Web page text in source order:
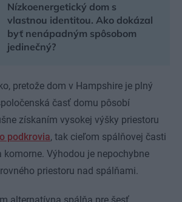
Nízkoenergetický dom s
vlastnou identitou. Ako dokázal
byť nenápadným spôsobom
jedinečný?
pretože dom v Hampshire je plný
časť domu pôsobí
získaním vysokej výšky priestoru
podkrovia, tak cieľom spálňovej časti
Výhodou je nepochybne
priestoru nad spálňami.